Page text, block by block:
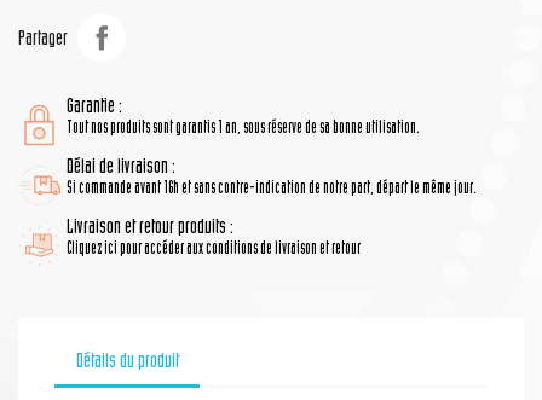
Partager
Garantie :
Tout nos produits sont garantis 1 an, sous réserve de sa bonne utilisation.
Délai de livraison :
Si commande avant 16h et sans contre-indication de notre part, départ le même jour.
Livraison et retour produits :
Cliquez ici pour accéder aux conditions de livraison et retour
Détails du produit